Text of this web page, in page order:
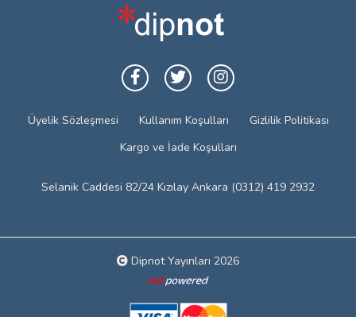
Üyelik Sözleşmesi Kullanım Koşulları
Gizlilik Politikası
Kargo ve İade Koşulları
Selanik Caddesi 82/24 Kızılay Ankara (0312) 419 2932
Dipnot Yayınları 2026